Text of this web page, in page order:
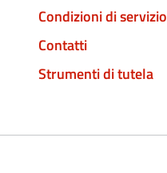
Condizioni di servizio
Contatti
Strumenti di tutela